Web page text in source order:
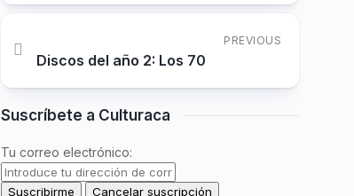
PREVIOUS
Discos del año 2: Los 70
Suscríbete a Culturaca
Tu correo electrónico: